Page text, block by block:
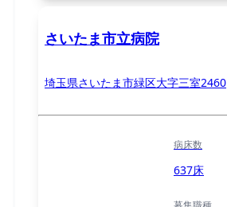
さいたま市立病院
埼玉県さいたま市緑区大字三室2460
病床数
637床